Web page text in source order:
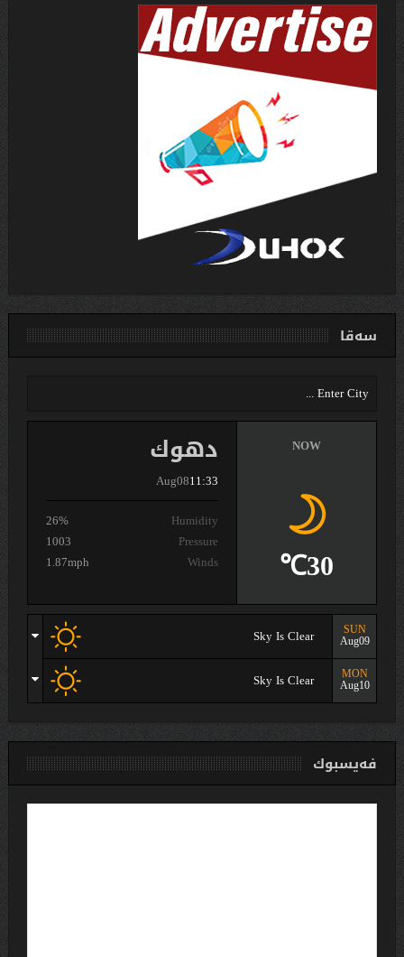
سەقا
دهوك
Aug0811:33
Humidity
26%
Pressure
1003
Winds
1.87mph
NOW
30℃
SUN
Aug09
Sky Is Clear
MON
Aug10
Sky Is Clear
فەیسبوك